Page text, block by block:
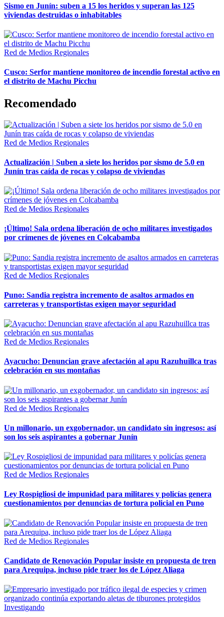
Sismo en Junín: suben a 15 los heridos y superan las 125
viviendas destruidas o inhabitables
Red de Medios Regionales
Cusco: Serfor mantiene monitoreo de incendio forestal activo en
el distrito de Machu Picchu
Recomendado
Red de Medios Regionales
Actualización | Suben a siete los heridos por sismo de 5.0 en
Junín tras caída de rocas y colapso de viviendas
Red de Medios Regionales
¡Último! Sala ordena liberación de ocho militares investigados
por crímenes de jóvenes en Colcabamba
Red de Medios Regionales
Puno: Sandia registra incremento de asaltos armados en
carreteras y transportistas exigen mayor seguridad
Red de Medios Regionales
Ayacucho: Denuncian grave afectación al apu Razuhuillca tras
celebración en sus montañas
Red de Medios Regionales
Un millonario, un exgobernador, un candidato sin ingresos: así
son los seis aspirantes a gobernar Junín
Red de Medios Regionales
Ley Rospigliosi de impunidad para militares y policías genera
cuestionamientos por denuncias de tortura policial en Puno
Red de Medios Regionales
Candidato de Renovación Popular insiste en propuesta de tren
para Arequipa, incluso pide traer los de López Aliaga
Investigando